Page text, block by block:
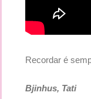
Recordar é
Bjinhus, Tati